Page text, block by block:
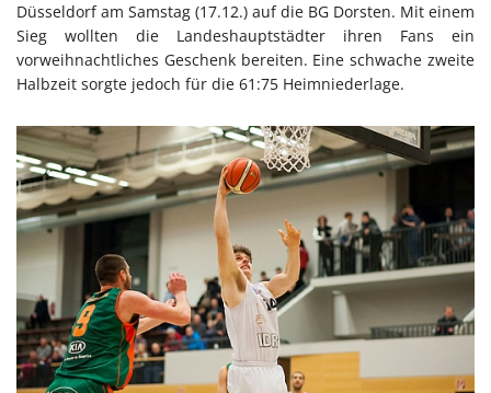
Düsseldorf am Samstag (17.12.) auf die BG Dorsten. Mit einem
Sieg wollten die Landeshauptstädter ihren Fans ein
vorweihnachtliches Geschenk bereiten. Eine schwache zweite
Halbzeit sorgte jedoch für die 61:75 Heimniederlage.